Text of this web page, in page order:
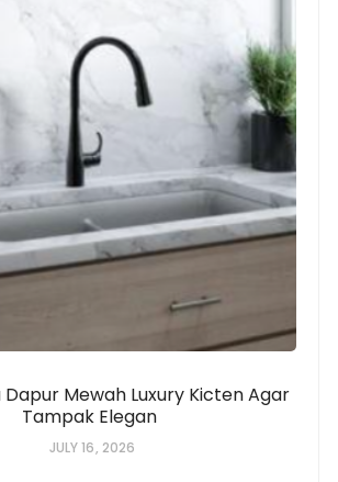
Mewah Luxury Kicten Agar
Tampak Elegan
JULY 16, 2026